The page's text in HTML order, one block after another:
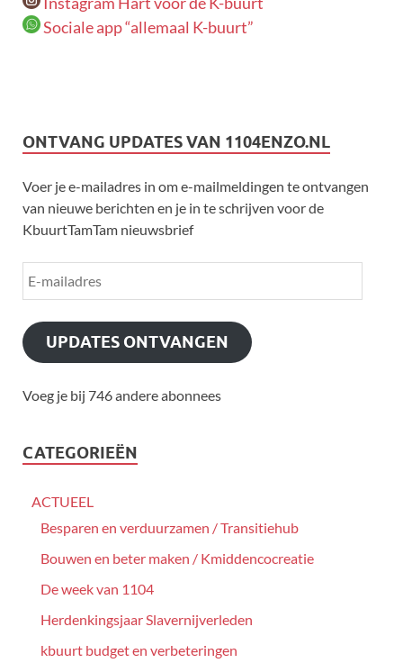
Sociale app “allemaal K-buurt”
ONTVANG UPDATES VAN 1104ENZO.NL
Voer je e-mailadres in om e-mailmeldingen te ontvangen
van nieuwe berichten en je in te schrijven voor de
KbuurtTamTam nieuwsbrief
UPDATES ONTVANGEN
Voeg je bij 746 andere abonnees
CATEGORIEËN
ACTUEEL
Besparen en verduurzamen / Transitiehub
Bouwen en beter maken / Kmiddencocreatie
De week van 1104
Herdenkingsjaar Slavernijverleden
kbuurt budget en verbeteringen